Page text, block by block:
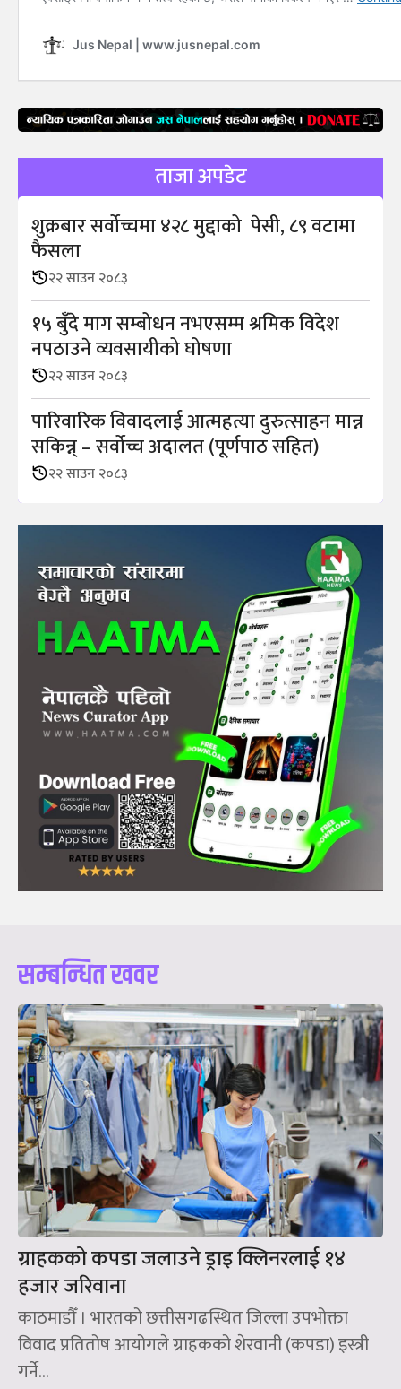
ताजा अपडेट
शुक्रबार सर्वोच्चमा ४२८ मुद्दाको पेसी, ८९ वटामा
फैसला
२२ साउन २०८३
१५ बुँदे माग सम्बोधन नभएसम्म श्रमिक विदेश
नपठाउने व्यवसायीको घोषणा
२२ साउन २०८३
पारिवारिक विवादलाई आत्महत्या दुरुत्साहन मान्न
सकिन्न् – सर्वोच्च अदालत (पूर्णपाठ सहित)
२२ साउन २०८३
सम्बन्धित खवर
ग्राहकको कपडा जलाउने ड्राइ क्लिनरलाई १४
हजार जरिवाना
काठमाडौँ । भारतको छत्तीसगढस्थित जिल्ला उपभोक्ता
विवाद प्रतितोष आयोगले ग्राहकको शेरवानी (कपडा) इस्त्री
गर्ने...